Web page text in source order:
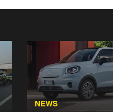
NEWS